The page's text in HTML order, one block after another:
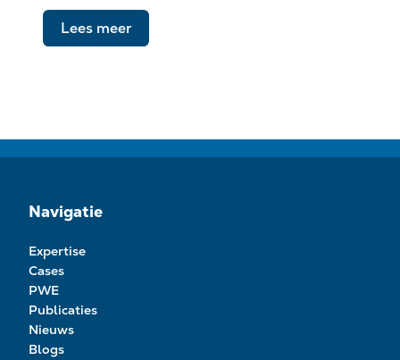
Lees meer
Navigatie
Expertise
Cases
PWE
Publicaties
Nieuws
Blogs